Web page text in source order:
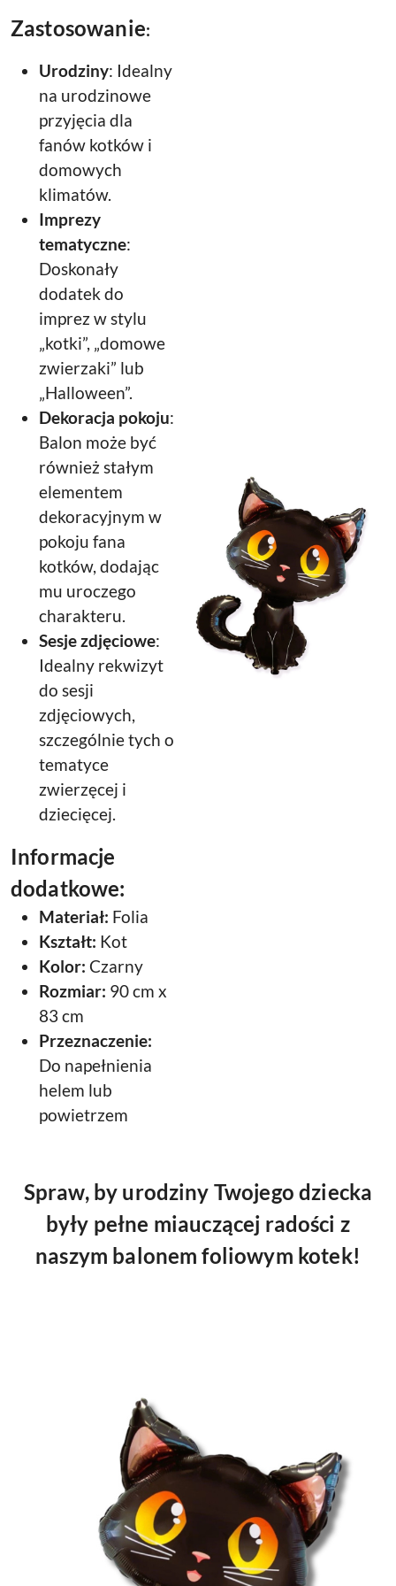
Zastosowanie:
Urodziny: Idealny
na urodzinowe
przyjęcia dla
fanów kotków i
domowych
klimatów.
Imprezy
tematyczne:
Doskonały
dodatek do
imprez w stylu
„kotki”, „domowe
zwierzaki” lub
„Halloween”.
Dekoracja pokoju:
Balon może być
również stałym
elementem
dekoracyjnym w
pokoju fana
kotków, dodając
mu uroczego
charakteru.
Sesje zdjęciowe:
Idealny rekwizyt
do sesji
zdjęciowych,
szczególnie tych o
tematyce
zwierzęcej i
dziecięcej.
Informacje
dodatkowe:
Materiał: Folia
Kształt: Kot
Kolor: Czarny
Rozmiar: 90 cm x
83 cm
Przeznaczenie:
Do napełnienia
helem lub
powietrzem
Spraw, by urodziny Twojego dziecka
były pełne miauczącej radości z
naszym balonem foliowym kotek!